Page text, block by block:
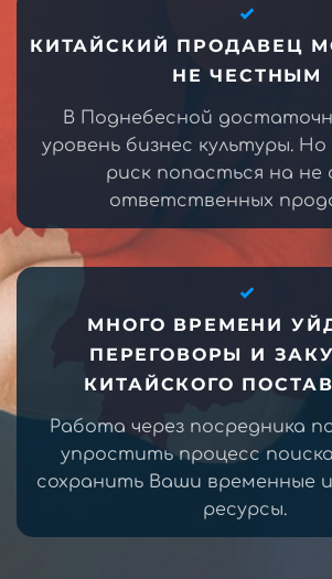
КИТАЙСКИЙ ПРОДАВЕЦ
НЕ ЧЕСТНЫМ
В Поднебесной
уровень бизнес культуры.
риск попасться на не
ответственных
МНОГО ВРЕМЕНИ
ПЕРЕГОВОРЫ И
КИТАЙСКОГО
Работа через посредника
упростить процесс
сохранить Ваши временные
ресурсы.